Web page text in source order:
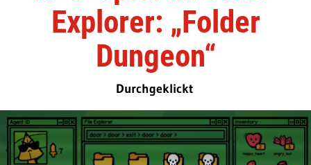
Explorer: „Folder
Dungeon“
Durchgeklickt